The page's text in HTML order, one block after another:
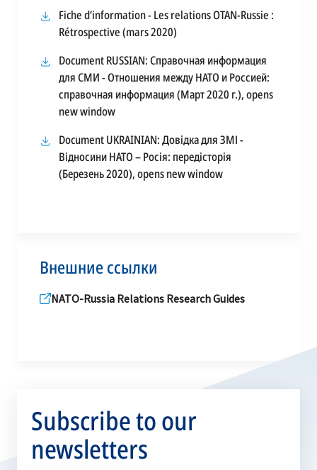
tab
a
Fiche d’information - Les relations OTAN-Russie :
Rétrospective (mars 2020)
a
new
tab
Document RUSSIAN: Справочная информация
для СМИ - Отношения между НАТО и Россией:
справочная информация (Март 2020 г.), opens
new windowopens
a
new
tab
Document UKRAINIAN: Довідка для ЗМІ -
Відносини НАТО – Росія: передісторія
(Березень 2020), opens new windowopens
Внешние ссылки
NATO-Russia Relations Research Guides
Subscribe to our
newsletters